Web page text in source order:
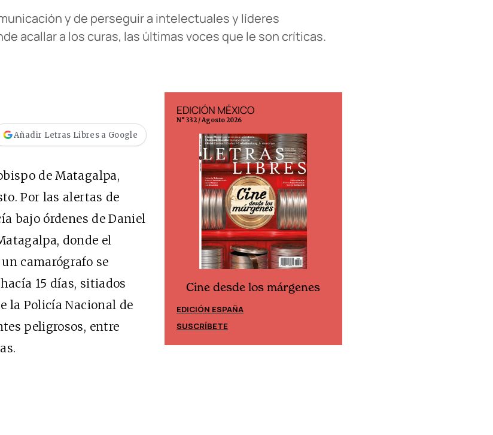
y de perseguir a intelectuales y líderes
acallar a los curas, las últimas voces que le son críticas.
Añadir Letras Libres a Google
de Matagalpa,
Por las alertas de
bajo órdenes de Daniel
donde el
camarógrafo se
15 días, sitiados
la Policía Nacional de
peligrosos, entre
Cine desde los márgenes
MÉXICO
EDICIÓN MÉXICO
N° 332 / Agosto 2026
Cine desde los márgenes
EDICIÓN ESPAÑA
SUSCRÍBETE